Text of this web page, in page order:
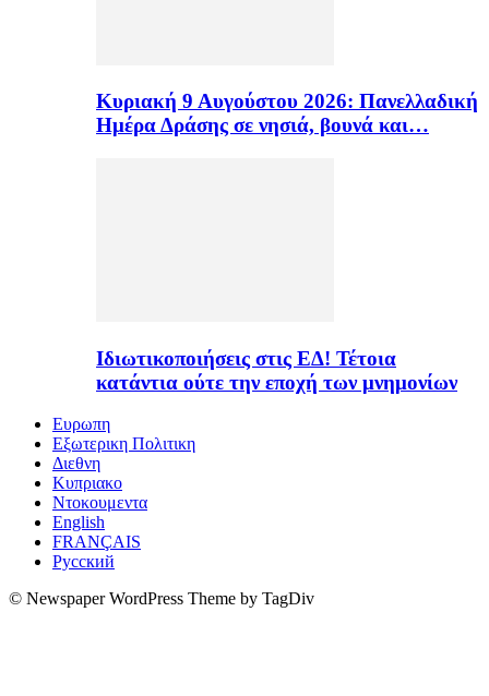
Κυριακή 9 Αυγούστου 2026: Πανελλαδική
Ημέρα Δράσης σε νησιά, βουνά και…
Ιδιωτικοποιήσεις στις ΕΔ! Τέτοια
κατάντια ούτε την εποχή των μνημονίων
Ευρωπη
Εξωτερικη Πολιτικη
Διεθνη
Κυπριακο
Ντοκουμεντα
English
FRANÇAIS
Русский
© Newspaper WordPress Theme by TagDiv